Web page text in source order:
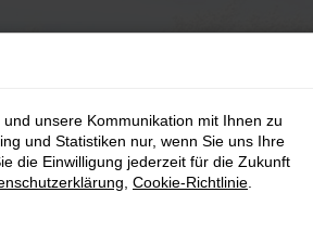
unsere Kommunikation mit Ihnen zu
und Statistiken nur, wenn Sie uns Ihre
die Einwilligung jederzeit für die Zukunft
Cookie-Richtlinie